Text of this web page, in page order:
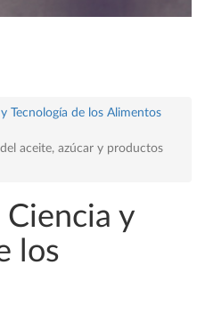
Tecnología de los Alimentos
aceite, azúcar y productos
y
los